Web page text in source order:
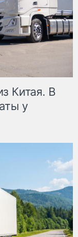
Китая. В
у